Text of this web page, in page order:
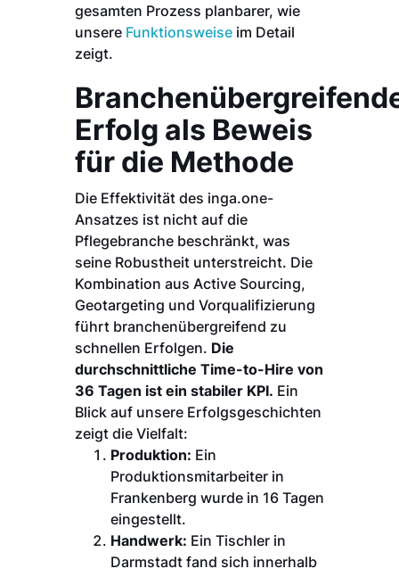
gesamten Prozess planbarer, wie
unsere Funktionsweise im Detail
zeigt.
Erfolg als Beweis
für die Methode
Die Effektivität des inga.one-
Ansatzes ist nicht auf die
Pflegebranche beschränkt, was
seine Robustheit unterstreicht. Die
Kombination aus Active Sourcing,
Geotargeting und Vorqualifizierung
führt branchenübergreifend zu
schnellen Erfolgen. Die
durchschnittliche Time-to-Hire von
36 Tagen ist ein stabiler KPI. Ein
Blick auf unsere Erfolgsgeschichten
zeigt die Vielfalt:
Produktion: Ein
Produktionsmitarbeiter in
Frankenberg wurde in 16 Tagen
eingestellt.
Handwerk: Ein Tischler in
Darmstadt fand sich innerhalb